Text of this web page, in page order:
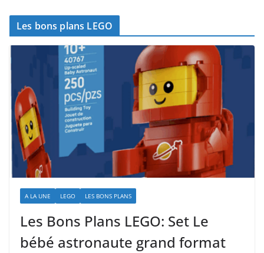
Les bons plans LEGO
A LA UNE LEGO LES BONS PLANS
Les Bons Plans LEGO: Set Le
bébé astronaute grand format